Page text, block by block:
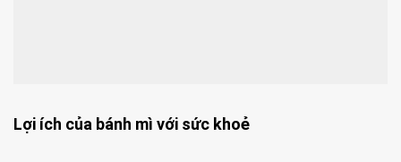
Lợi ích của bánh mì với sức khoẻ